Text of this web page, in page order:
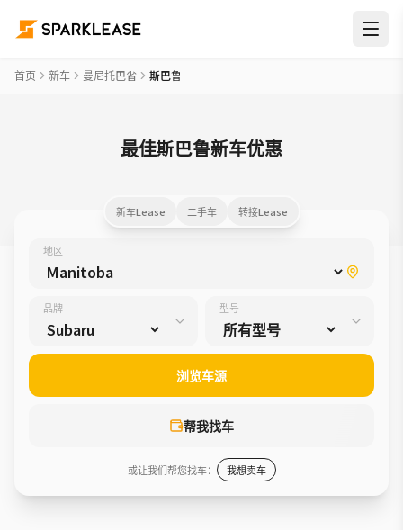
首页 新车 曼尼托巴省 斯巴鲁
最佳斯巴鲁新车优惠
新车Lease 二手车 转接Lease
地区
品牌 型号
帮我找车
浏览车源
或让我们帮您找车： 我想卖车